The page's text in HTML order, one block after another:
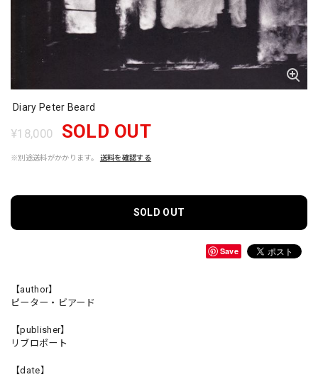
Diary Peter Beard
¥18,000 SOLD OUT
※別途送料がかかります。 送料を確認する
SOLD OUT
Save
【author】
ピーター・ビアード
【publisher】
リブロポート
【date】